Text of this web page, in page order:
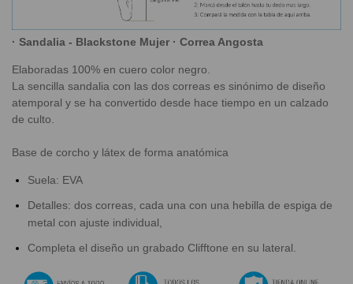
· Sandalia - Blackstone Mujer · Correa Angosta
Elaboradas 100% en cuero color negro.
La sencilla sandalia con las dos correas es sinónimo de diseño
atemporal y se ha convertido desde hace tiempo en un calzado
de culto.
Base de corcho y látex de forma anatómica
Suela: EVA
Detalles: dos correas, cada una con una hebilla de espiga de
metal con ajuste individual,
Completa el diseño un grabado Clifftone en su lateral.